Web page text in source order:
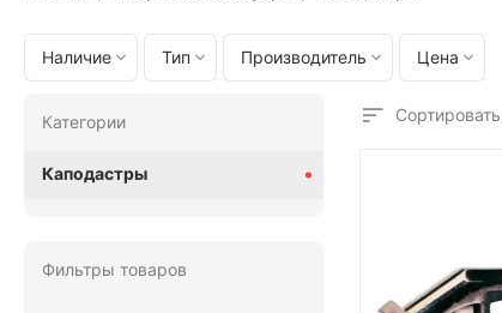
Наличие Тип Производитель Цена
Категории
Каподастры
Фильтры товаров